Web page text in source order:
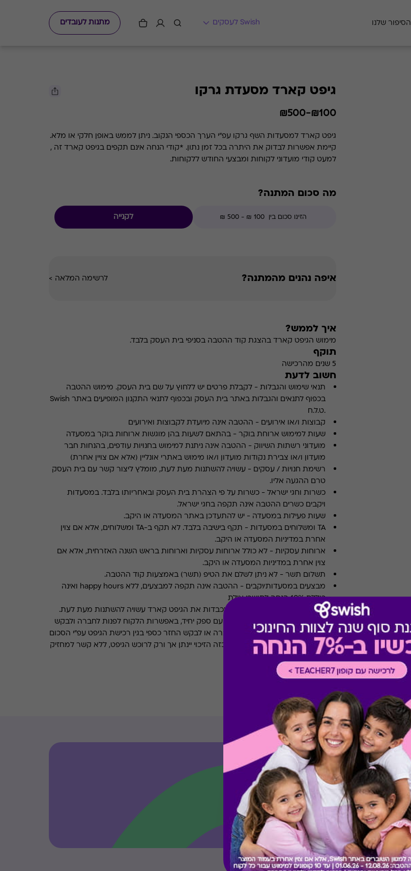
הסיפור שלנו Swish לעסקים מתנות לעובדים
גיפט קארד מסעדת גרקו
₪100-₪500
גיפט קארד למסעדות השף גרקו עפ"י הערך הכספי הנקוב. ניתן לממש באופן חלקי או מלא.
קיימת אפשרות לבדוק את היתרה בכל זמן נתון. *קודי הנחה אינם תקפים בגיפט קארד זה ,
למעט קודי מועדוני לקוחות ומבצעי החודש ללקוחות.
מה סכום המתנה?
לקנייה
איפה נהנים מהמתנה? לרשימה המלאה >
איך לממש?
מימוש הגיפט קארד בהצגת קוד ההטבה בסניפי בית העסק בלבד.
תוקף
5 שנים מהרכישה
חשוב לדעת
תנאי שימוש והגבלות -לקבלת פרטים יש ללחוץ על שם בית העסק. מימוש ההטבה
בכפוף לתנאים והגבלות באתר בית העסק ובכפוף לתנאי התקנון המופיעים באתר Swish
.ט.ל.ח
קבוצות ו/או אירועים - ההטבה אינה מיועדת לקבוצות ואירועים
שעות למימוש ארוחת בוקר - בהתאם לשעות בהן מוגשות ארוחות בוקר במסעדה
מועדוני רשתות השיווק - ההטבה אינה ניתנת למימוש בחנויות עודפים, בהנחות חבר
מועדון ו/או צבירת נקודות מועדון ו/או מימוש באתרי אונליין (אלא אם צויין אחרת)
רשימת חנויות / עסקים -עשויה להשתנות מעת לעת, מומלץ ליצור קשר עם בית העסק
טרם ההגעה אליו.
כשרות וחגי ישראל -כשרות על פי הצהרת בית העסק ובאחריותו בלבד. במסעדות
ויקבים כשרים ההטבה אינה תקפה בחגי ישראל.
שעות פעילות במסעדה -יש להתעדכן באתר המסעדה או היקב.
TA ומשלוחים במסעדות
-
תקף בישיבה בלבד. לא תקף ב-TA ומשלוחים, אלא אם צוין
אחרת במדיניות המסעדה או היקב.
ארוחות עסקיות -לא כולל ארוחות עסקיות וארוחות בראש השנה האזרחית, אלא אם
צוין אחרת במדיניות המסעדה או היקב.
תשלום תשר -לא ניתן לשלם את הטיפ (תשר) באמצעות קוד ההטבה.
מבצעים במסעדות/יקבים -
ההטבה אינה תקפה למבצעים, ללא happy hours ואינה
כוללת 10% הנחה לתושבי אילת
* מבוהר כי רשימת הספקים המכבדות את הגיפט קארד עשויה להשתנות מעת לעת.
* במקרה של ירידת ספק מגיפט עם ספק יחיד, באפשרות הלקוח לפנות לחברה ולבקש
כרטיס חלופי ממגוון כרטיסי החברה או לבקש החזר כספי בגין רכישת הגיפט עפ"י הסכום
ששולם בפועל לחברה (במקרה כזה הזיכוי יינתן אך ורק לרוכש הגיפט, ללא קשר למחזיק
הגיפט בפועל).
קיבלת מתנה כזו?
בירור יתרה בכרטיס